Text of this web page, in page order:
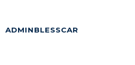
ADMINBLESSCAR